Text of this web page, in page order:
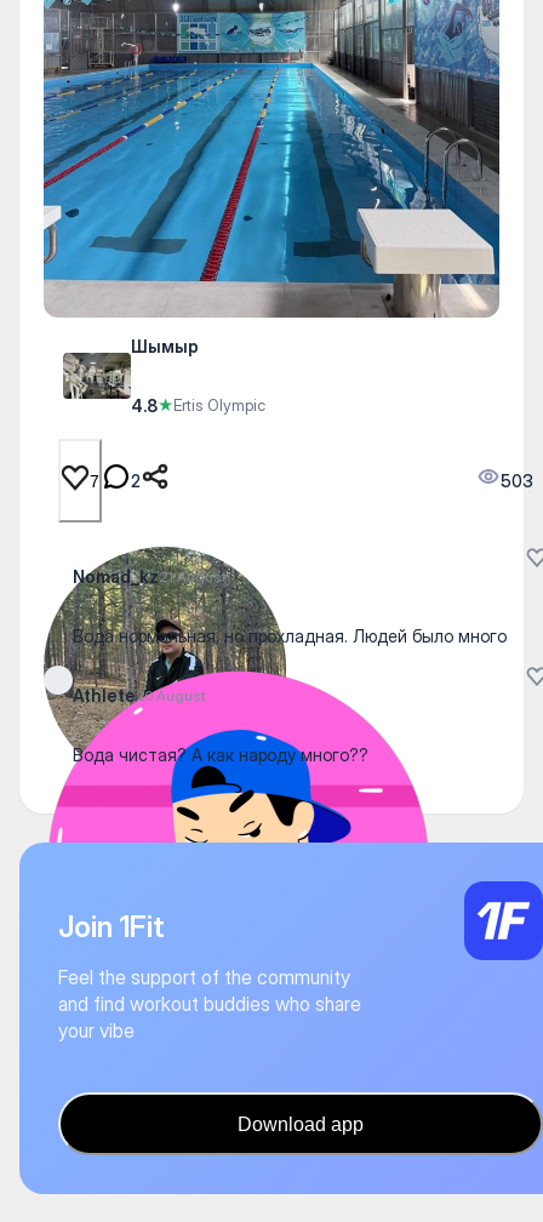
Шымыр
4.8★Ertis Olympic
7 2 503
Nomad_kz21 August
Вода нормальная, но прохладная. Людей было много
Athlete20 August
Вода чистая? А как народу много??
Join 1Fit
Feel the support of the community
and find workout buddies who share
your vibe
Download app